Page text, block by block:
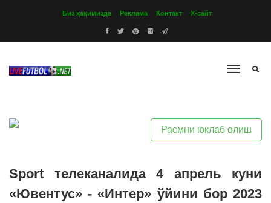
Биз ҳақимизда Реклама Контакт Х-сайт
Расмни юклаб олиш
Sport телеканалида 4 апрель куни
«Ювентус» - «Интер» ўйини бор 2023